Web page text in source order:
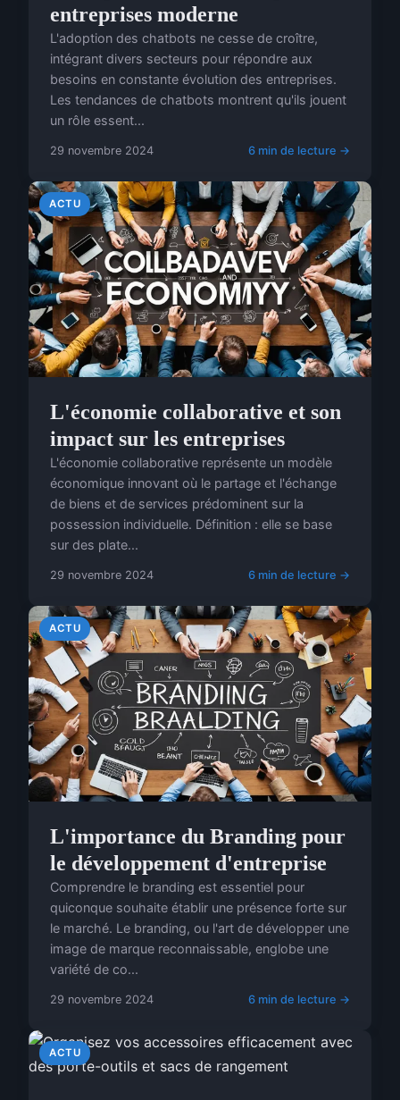
entreprises moderne
L'adoption des chatbots ne cesse de croître,
intégrant divers secteurs pour répondre aux
besoins en constante évolution des entreprises.
Les tendances de chatbots montrent qu'ils jouent
un rôle essent...
29 novembre 2024 6 min de lecture →
ACTU
L'économie collaborative et son
impact sur les entreprises
L'économie collaborative représente un modèle
économique innovant où le partage et l'échange
de biens et de services prédominent sur la
possession individuelle. Définition : elle se base
sur des plate...
29 novembre 2024 6 min de lecture →
ACTU
L'importance du Branding pour
le développement d'entreprise
Comprendre le branding est essentiel pour
quiconque souhaite établir une présence forte sur
le marché. Le branding, ou l'art de développer une
image de marque reconnaissable, englobe une
variété de co...
29 novembre 2024 6 min de lecture →
ACTU